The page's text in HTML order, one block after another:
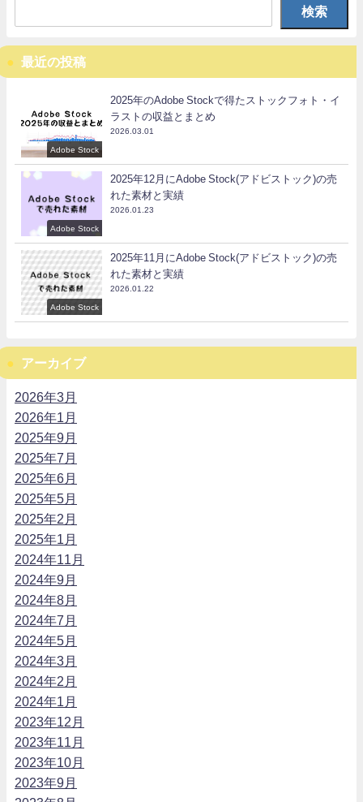
検索
最近の投稿
Adobe Stock
2025年のAdobe Stockで得たストックフォト・イ
ラストの収益とまとめ
2026.03.01
Adobe Stock
2025年12月にAdobe Stock(アドビストック)の売
れた素材と実績
2026.01.23
Adobe Stock
2025年11月にAdobe Stock(アドビストック)の売
れた素材と実績
2026.01.22
アーカイブ
2026年3月
2026年1月
2025年9月
2025年7月
2025年6月
2025年5月
2025年2月
2025年1月
2024年11月
2024年9月
2024年8月
2024年7月
2024年5月
2024年3月
2024年2月
2024年1月
2023年12月
2023年11月
2023年10月
2023年9月